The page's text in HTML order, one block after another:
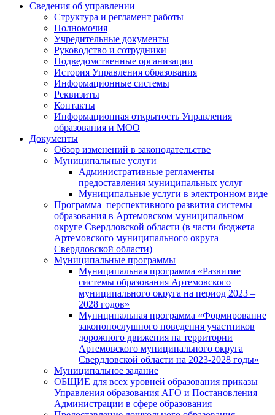
Сведения об управлении
Структура и регламент работы
Полномочия
Учредительные документы
Руководство и сотрудники
Подведомственные организации
История Управления образования
Информационные системы
Реквизиты
Контакты
Информационная открытость Управления
образования и МОО
Документы
Обзор изменений в законодательстве
Муниципальные услуги
Административные регламенты
предоставления муниципальных услуг
Муниципальные услуги в электронном виде
Программа перспективного развития системы
образования в Артемовском муниципальном
округе Свердловской области (в части бюджета
Артемовского муниципального округа
Свердловской области)
Муниципальные программы
Муниципальная программа «Развитие
системы образования Артемовского
муниципального округа на период 2023 –
2028 годов»
Муниципальная программа «Формирование
законопослушного поведения участников
дорожного движения на территории
Артемовского муниципального округа
Свердловской области на 2023-2028 годы»
Муниципальное задание
ОБЩИЕ для всех уровней образования приказы
Управления образования АГО и Постановления
Администрации в сфере образования